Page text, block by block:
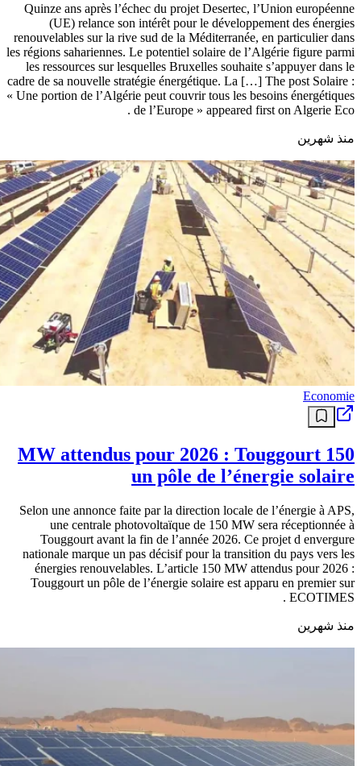
Quinze ans après l’échec du projet Desertec, l’Union européenne
(UE) relance son intérêt pour le développement des énergies
renouvelables sur la rive sud de la Méditerranée, en particulier dans
les régions sahariennes. Le potentiel solaire de l’Algérie figure parmi
les ressources sur lesquelles Bruxelles souhaite s’appuyer dans le
cadre de sa nouvelle stratégie énergétique. La […] The post Solaire :
« Une portion de l’Algérie peut couvrir tous les besoins énergétiques
de l’Europe » appeared first on Algerie Eco .
منذ شهرين
Economie
150 MW attendus pour 2026 : Touggourt
un pôle de l’énergie solaire
Selon une annonce faite par la direction locale de l’énergie à APS,
une centrale photovoltaïque de 150 MW sera réceptionnée à
Touggourt avant la fin de l’année 2026. Ce projet d envergure
nationale marque un pas décisif pour la transition du pays vers les
énergies renouvelables. L’article 150 MW attendus pour 2026 :
Touggourt un pôle de l’énergie solaire est apparu en premier sur
ECOTIMES .
منذ شهرين